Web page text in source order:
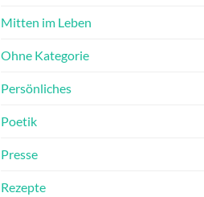
Mitten im Leben
Ohne Kategorie
Persönliches
Poetik
Presse
Rezepte